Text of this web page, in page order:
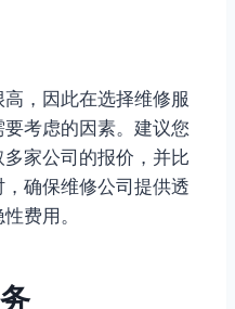
，因此在选择维修服
考虑的因素。建议您
家公司的报价，并比
确保维修公司提供透
费用。